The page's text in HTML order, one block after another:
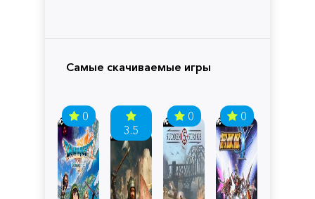
Самые скачиваемые игры
0
3.5
0 0